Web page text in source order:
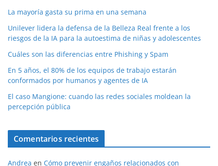
La mayoría gasta su prima en una semana
Unilever lidera la defensa de la Belleza Real frente a los
riesgos de la IA para la autoestima de niñas y adolescentes
Cuáles son las diferencias entre Phishing y Spam
En 5 años, el 80% de los equipos de trabajo estarán
conformados por humanos y agentes de IA
El caso Mangione: cuando las redes sociales moldean la
percepción pública
Comentarios recientes
Andrea en Cómo prevenir engaños relacionados con